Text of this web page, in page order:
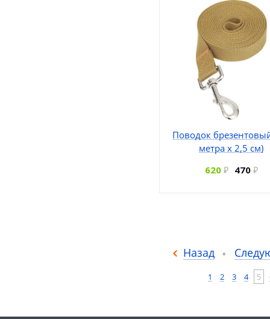
Поводок
метра х 2,5 см)
620
470
Назад
1 2 3 4 5